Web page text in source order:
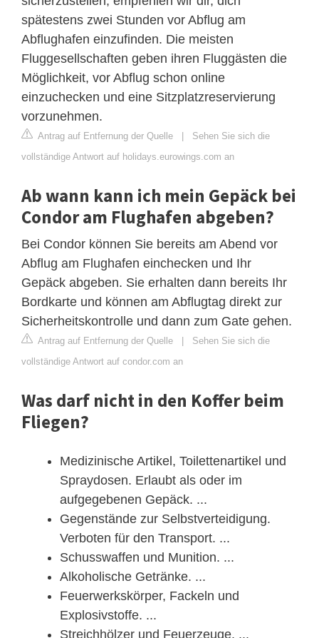
spätestens zwei Stunden vor Abflug am
Abflughafen einzufinden. Die meisten
Fluggesellschaften geben ihren Fluggästen die
Möglichkeit, vor Abflug schon online
einzuchecken und eine Sitzplatzreservierung
vorzunehmen.
Antrag auf Entfernung der Quelle | Sehen Sie sich die
vollständige Antwort auf holidays.eurowings.com an
Ab wann kann ich mein Gepäck bei
Condor am Flughafen abgeben?
Bei Condor können Sie bereits am Abend vor
Abflug am Flughafen einchecken und Ihr
Gepäck abgeben. Sie erhalten dann bereits Ihr
Bordkarte und können am Abflugtag direkt zur
Sicherheitskontrolle und dann zum Gate gehen.
Antrag auf Entfernung der Quelle | Sehen Sie sich die
vollständige Antwort auf condor.com an
Was darf nicht in den Koffer beim
Fliegen?
Medizinische Artikel, Toilettenartikel und
Spraydosen. Erlaubt als oder im
aufgegebenen Gepäck. ...
Gegenstände zur Selbstverteidigung.
Verboten für den Transport. ...
Schusswaffen und Munition. ...
Alkoholische Getränke. ...
Feuerwerkskörper, Fackeln und
Explosivstoffe. ...
Streichhölzer und Feuerzeuge. ...